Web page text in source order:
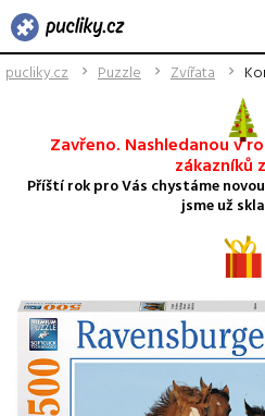
pucliky.cz Puzzle Zvířata
Zavřeno. Nashledanou v
zákazníků
Příští rok pro Vás chystáme
jsme už